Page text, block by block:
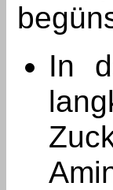
In